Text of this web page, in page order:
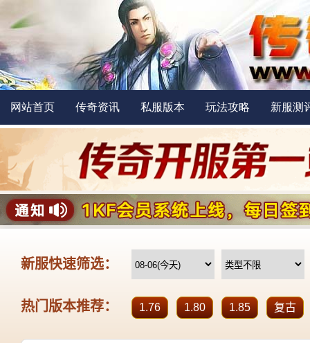
网站首页 传奇资讯 私服版本 玩法攻略 新服测